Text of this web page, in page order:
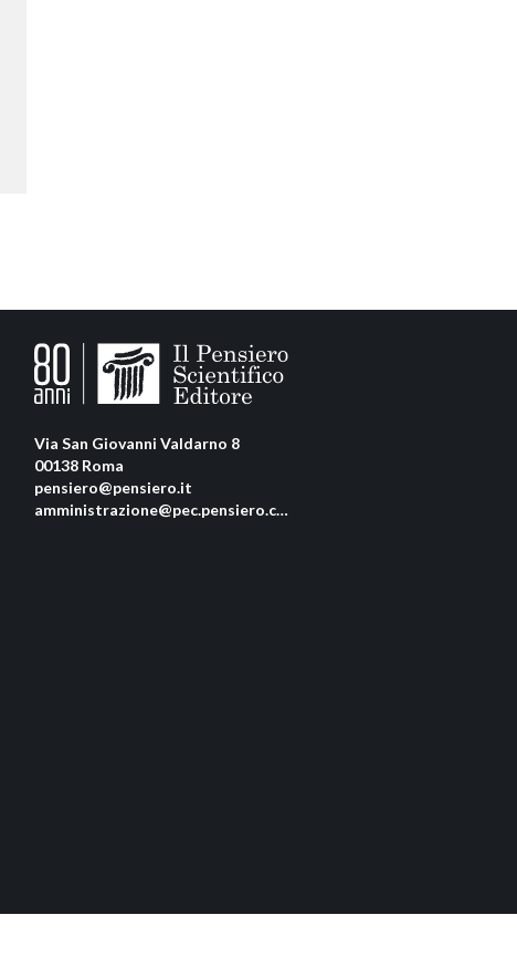
Via San Giovanni Valdarno 8
00138 Roma
pensiero@pensiero.it
amministrazione@pec.pensiero.com